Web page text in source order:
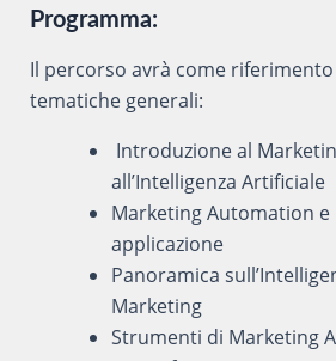
Programma:
Il percorso avrà come
tematiche generali:
Introduzione al
all’Intelligenza Artificiale
Marketing Automation
applicazione
Panoramica
Marketing
Strumenti di Marketing